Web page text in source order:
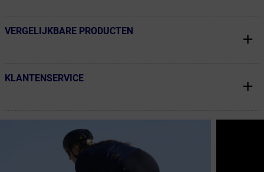
← Terug naar productnavigatie
VERGELIJKBARE PRODUCTEN
← Terug naar productnavigatie
KLANTENSERVICE